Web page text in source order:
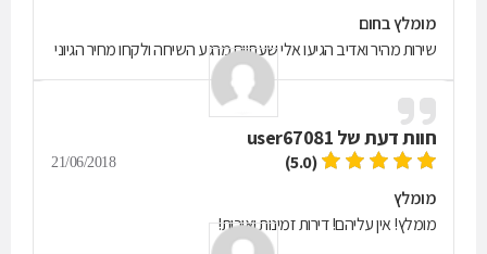
מומלץ בחום
שירות מהיר ואדיב הגיעו אלי שעתיים מרגע השיחה ולקחו מחיר הגיוני
חוות דעת של user67081
(5.0)
21/06/2018
מומלץ
מומלץ! אין עליהם! דירות זמינות ואיכות!